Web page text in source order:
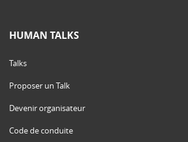
HUMAN TALKS
Talks
Proposer un Talk
Devenir organisateur
Code de conduite